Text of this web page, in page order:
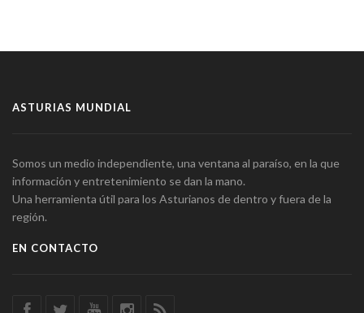
ASTURIAS MUNDIAL
Somos un medio independiente, una ventana al paraíso, en la que
información y entretenimiento se dan la mano.
Una herramienta útil para los Asturianos de dentro y fuera de la
región.
EN CONTACTO